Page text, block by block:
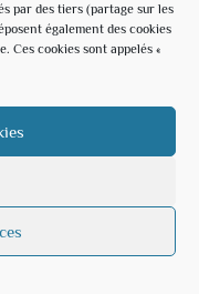
par des tiers (partage sur les
également des cookies
Ces cookies sont appelés «
PROFILE.PHP?